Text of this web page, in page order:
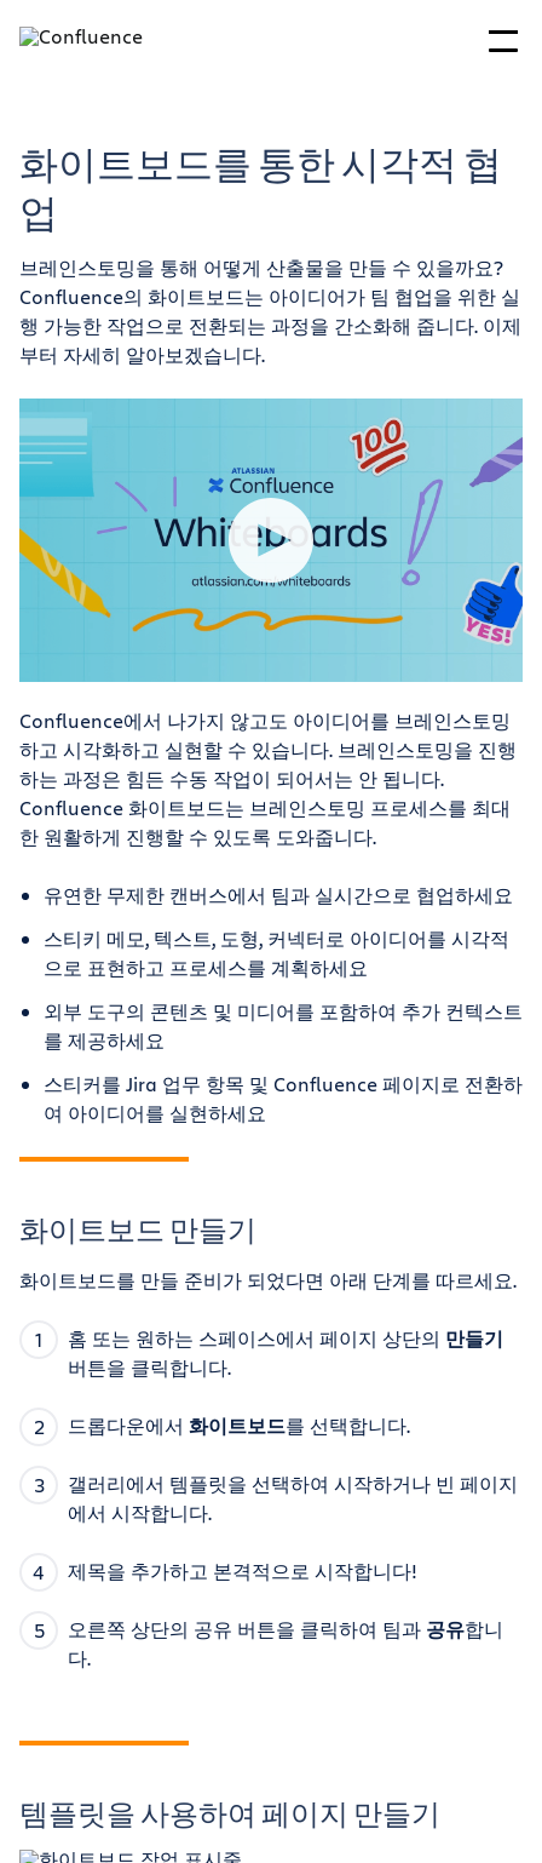
화이트보드를 통한 시각적 협
업
브레인스토밍을 통해 어떻게 산출물을 만들 수 있을까요?
Confluence의 화이트보드는 아이디어가 팀 협업을 위한 실
행 가능한 작업으로 전환되는 과정을 간소화해 줍니다. 이제
부터 자세히 알아보겠습니다.
Confluence에서 나가지 않고도 아이디어를 브레인스토밍
하고 시각화하고 실현할 수 있습니다. 브레인스토밍을 진행
하는 과정은 힘든 수동 작업이 되어서는 안 됩니다.
Confluence 화이트보드는 브레인스토밍 프로세스를 최대
한 원활하게 진행할 수 있도록 도와줍니다.
유연한 무제한 캔버스에서 팀과 실시간으로 협업하세요
스티키 메모, 텍스트, 도형, 커넥터로 아이디어를 시각적
으로 표현하고 프로세스를 계획하세요
외부 도구의 콘텐츠 및 미디어를 포함하여 추가 컨텍스트
를 제공하세요
스티커를 Jira 업무 항목 및 Confluence 페이지로 전환하
여 아이디어를 실현하세요
화이트보드 만들기
화이트보드를 만들 준비가 되었다면 아래 단계를 따르세요.
홈 또는 원하는 스페이스에서 페이지 상단의 만들기
버튼을 클릭합니다.
드롭다운에서 화이트보드를 선택합니다.
갤러리에서 템플릿을 선택하여 시작하거나 빈 페이지
에서 시작합니다.
제목을 추가하고 본격적으로 시작합니다!
오른쪽 상단의 공유 버튼을 클릭하여 팀과 공유합니
다.
템플릿을 사용하여 페이지 만들기